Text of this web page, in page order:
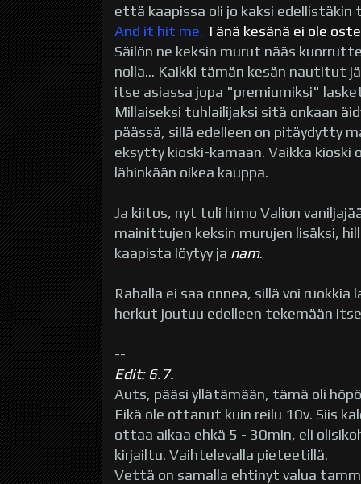
että kaapissa oli jo kaksi edellistäkin
And it hit me. Tänä kesänä ei ole
Säilön ne keksin murut nääs
nolla... Kaikki tämän kesän
itse asiassa jopa "premiumiksi"
Millaiseksi tuhlailijaksi sitä onkaan
päässä, sillä edelleen on pitäydytty
eksytty kioski-kamaan. Vaikka kioski
lähinkään oikea kauppa.
Ja kiitos, nyt tuli himo Valion
mainittujen keksin murujen lisäksi,
kaapista löytyy ja nam.
Rahalla ei saa onnea, sillä voi
herkut joutuu edelleen tekemään
--
Edit: 6.7.
Auts, pääsi yllätämään, tämä oli
Eikä ole ottanut kuin reilu 10v. Siis
ottaa aikaa ehkä 5 - 30min, eli
kirjailtu. Vaihtelevalla pieteetillä.
Vettä on samalla ehtinyt valua